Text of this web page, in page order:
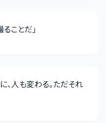
ることだ」
人も変わる。ただそれ